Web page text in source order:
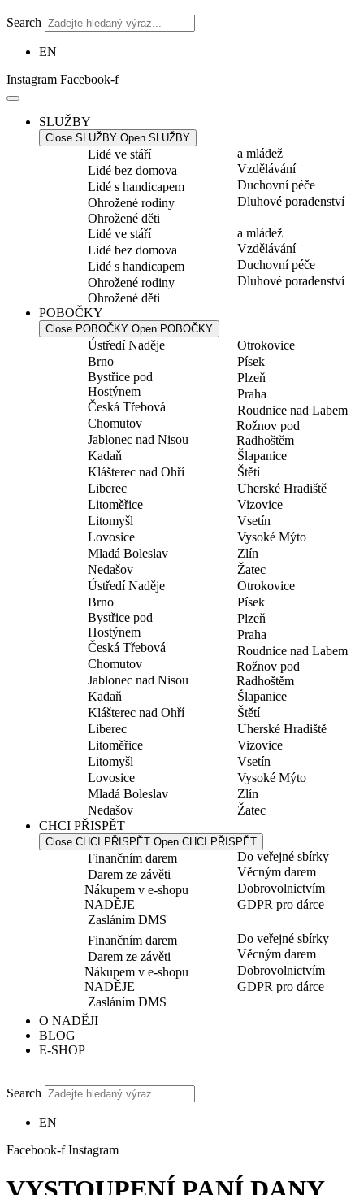
Search
EN
Instagram Facebook-f
SLUŽBY
Close SLUŽBY Open SLUŽBY
Lidé ve stáří
Lidé bez domova
Lidé s handicapem
Ohrožené rodiny
Ohrožené děti
a mládež
Vzdělávání
Duchovní péče
Dluhové poradenství
Lidé ve stáří
Lidé bez domova
Lidé s handicapem
Ohrožené rodiny
Ohrožené děti
a mládež
Vzdělávání
Duchovní péče
Dluhové poradenství
POBOČKY
Close POBOČKY Open POBOČKY
Ústředí Naděje
Brno
Bystřice pod
Hostýnem
Česká Třebová
Chomutov
Jablonec nad Nisou
Kadaň
Klášterec nad Ohří
Liberec
Litoměřice
Litomyšl
Lovosice
Mladá Boleslav
Nedašov
Otrokovice
Písek
Plzeň
Praha
Roudnice nad Labem
Rožnov pod
Radhoštěm
Šlapanice
Štětí
Uherské Hradiště
Vizovice
Vsetín
Vysoké Mýto
Zlín
Žatec
Ústředí Naděje
Brno
Bystřice pod
Hostýnem
Česká Třebová
Chomutov
Jablonec nad Nisou
Kadaň
Klášterec nad Ohří
Liberec
Litoměřice
Litomyšl
Lovosice
Mladá Boleslav
Nedašov
Otrokovice
Písek
Plzeň
Praha
Roudnice nad Labem
Rožnov pod
Radhoštěm
Šlapanice
Štětí
Uherské Hradiště
Vizovice
Vsetín
Vysoké Mýto
Zlín
Žatec
CHCI PŘISPĚT
Close CHCI PŘISPĚT Open CHCI PŘISPĚT
Finančním darem
Darem ze závěti
Nákupem v e-shopu
NADĚJE
Zasláním DMS
Do veřejné sbírky
Věcným darem
Dobrovolnictvím
GDPR pro dárce
Finančním darem
Darem ze závěti
Nákupem v e-shopu
NADĚJE
Zasláním DMS
Do veřejné sbírky
Věcným darem
Dobrovolnictvím
GDPR pro dárce
O NADĚJI
BLOG
E-SHOP
Search
EN
Facebook-f Instagram